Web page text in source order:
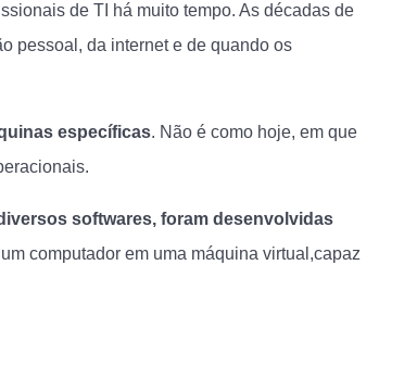
de TI há muito tempo. As décadas de
pessoal, da internet e de quando os
específicas. Não é como hoje, em que
softwares, foram desenvolvidas
computador em uma máquina virtual,capaz